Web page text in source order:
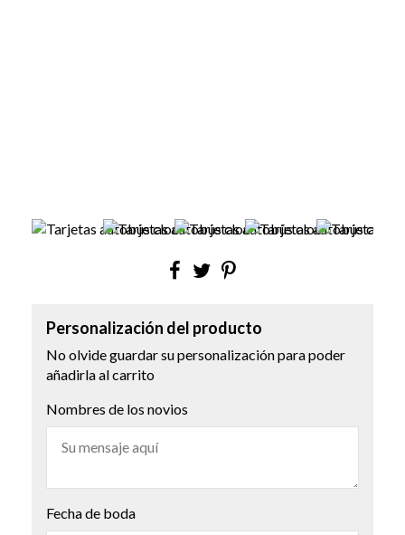
Personalización del producto
No olvide guardar su personalización para poder
añadirla al carrito
Nombres de los novios
Fecha de boda